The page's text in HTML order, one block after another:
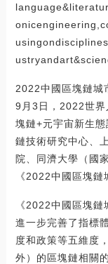
2022中國區塊鏈城
9月3日，2022世界
塊鏈+元宇宙新生
鏈技術研究中心、
院、同濟大學（國
《2022中國區塊鏈
《2022中國區塊
進一步完善了指標
度和政策等五維度
外）的區塊鏈相關